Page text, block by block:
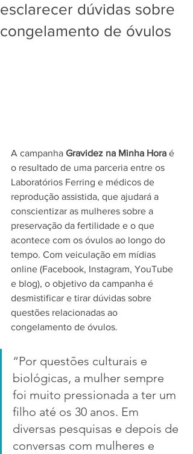
esclarecer dúvidas sobre
congelamento de óvulos
A campanha Gravidez na Minha Hora é
o resultado de uma parceria entre os
Laboratórios Ferring e médicos de
reprodução assistida, que ajudará a
conscientizar as mulheres sobre a
preservação da fertilidade e o que
acontece com os óvulos ao longo do
tempo. Com veiculação em mídias
online (Facebook, Instagram, YouTube
e blog), o objetivo da campanha é
desmistificar e tirar dúvidas sobre
questões relacionadas ao
congelamento de óvulos.
“Por questões culturais e
biológicas, a mulher sempre
foi muito pressionada a ter um
filho até os 30 anos. Em
diversas pesquisas e depois de
conversas com mulheres e